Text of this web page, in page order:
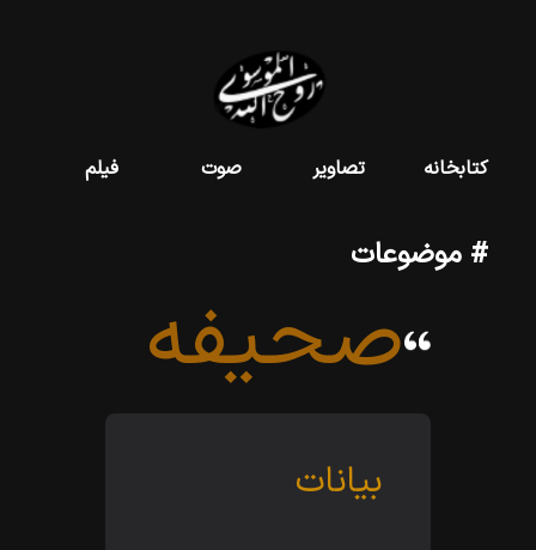
کتابخانه تصاویر صوت فیلم
# موضوعات
صحیفه
بیانات